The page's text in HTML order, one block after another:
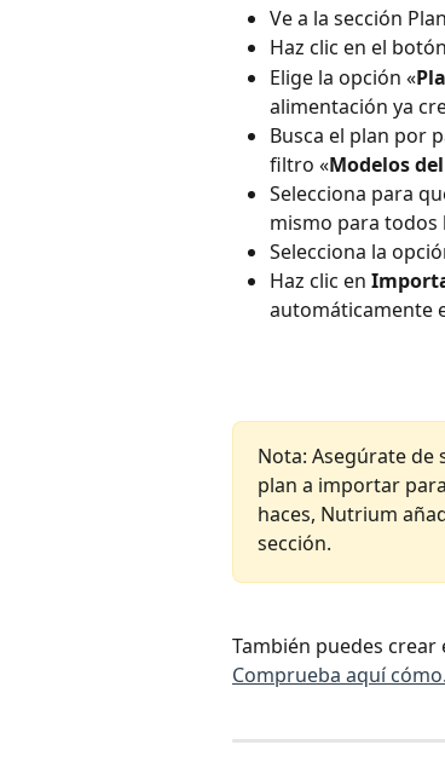
Ve a la sección
Haz clic en el
Elige la opción «
alimentación ya
Busca el plan por
filtro «Modelos
Selecciona para
mismo para todos
Selecciona la
Haz clic en
automáticamente
Nota: Asegúrate de
plan a importar
haces, Nutrium
sección.
​También puedes
Comprueba aquí cómo.